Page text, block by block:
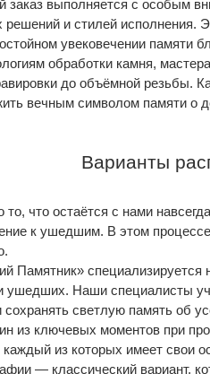
выполняется с особым
и стилей исполнения.
увековечении памяти
обработки камня,
до объёмной резьбы.
вечным символом памяти о
Варианты
что остаётся с нами
к ушедшим. В этом
Памятник»
ушедших. Наши специалисты
сохранять светлую память об
из ключевых моментов при
из которых имеет свои
— классический вариант,